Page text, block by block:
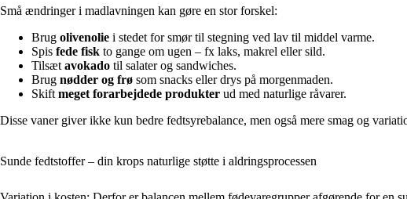
Små ændringer i madlavningen kan gøre en stor forskel:
Brug olivenolie i stedet for smør til stegning ved lav til middel varme.
Spis fede fisk to gange om ugen – fx laks, makrel eller sild.
Tilsæt avokado til salater og sandwiches.
Brug nødder og frø som snacks eller drys på morgenmaden.
Skift meget forarbejdede produkter ud med naturlige råvarer.
Disse vaner giver ikke kun bedre fedtsyrebalance, men også mere smag og
Sunde fedtstoffer – din krops naturlige støtte i aldringsprocessen